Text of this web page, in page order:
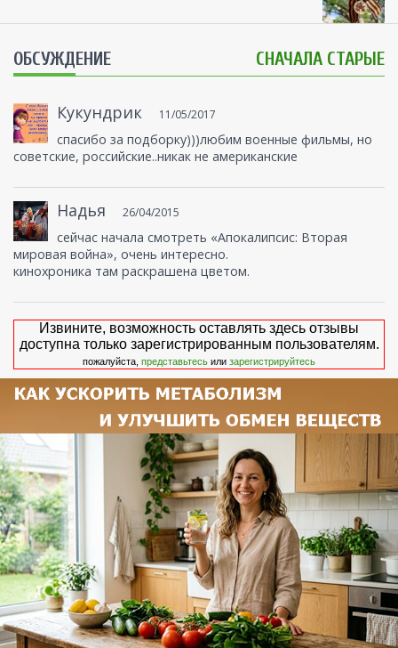
ОБСУЖДЕНИЕ СНАЧАЛА СТАРЫЕ
Кукундрик 11/05/2017
спасибо за подборку)))любим военные фильмы, но
советские, российские..никак не американские
Надья 26/04/2015
сейчас начала смотреть «Апокалипсис: Вторая
мировая война», очень интересно.
кинохроника там раскрашена цветом.
Извините, возможность оставлять здесь отзывы
доступна только зарегистрированным пользователям.
пожалуйста, представьтесь или зарегистрируйтесь